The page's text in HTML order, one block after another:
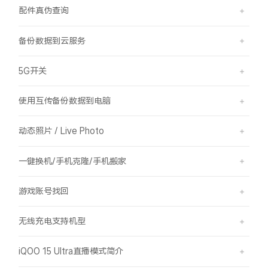
配件真伪查询
备份数据到云服务
5G开关
使用互传备份数据到电脑
动态照片 / Live Photo
一键换机/手机克隆/手机搬家
游戏账号找回
无线充电支持机型
iQOO 15 Ultra直播模式简介